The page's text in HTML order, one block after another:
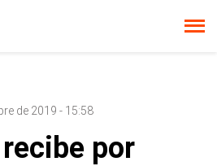
de 2019 - 15:58
por